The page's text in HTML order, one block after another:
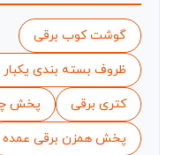
گوشت کوب برقی
ظروف بسته بندی
کتری برقی پخش
پخش همزن برقی عمده